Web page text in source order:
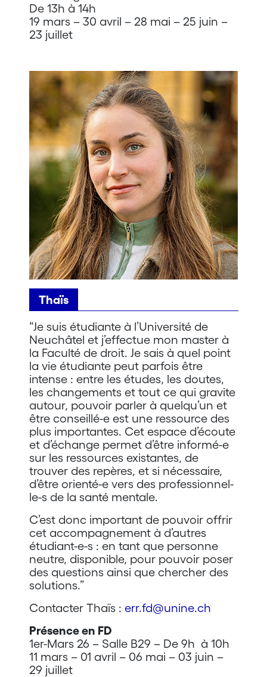
De 13h à 14h
19 mars – 30 avril – 28 mai – 25 juin –
23 juillet
Thaïs
“Je suis étudiante à l’Université de
Neuchâtel et j’effectue mon master à
la Faculté de droit. Je sais à quel point
la vie étudiante peut parfois être
intense : entre les études, les doutes,
les changements et tout ce qui gravite
autour, pouvoir parler à quelqu’un et
être conseillé-e est une ressource des
plus importantes. Cet espace d’écoute
et d’échange permet d’être informé-e
sur les ressources existantes, de
trouver des repères, et si nécessaire,
d’être orienté-e vers des professionnel-
le-s de la santé mentale.
C’est donc important de pouvoir offrir
cet accompagnement à d’autres
étudiant-e-s : en tant que personne
neutre, disponible, pour pouvoir poser
des questions ainsi que chercher des
solutions.”
Contacter Thaïs : err.fd@unine.ch
Présence en FD
1er-Mars 26 – Salle B29 – De 9h à 10h
11 mars – 01 avril – 06 mai – 03 juin –
29 juillet